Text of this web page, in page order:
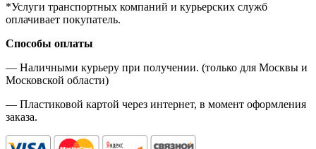
*Услуги транспортных компаний и курьерских служб
оплачивает покупатель.
Способы оплаты
— Наличными курьеру при получении. (только для Москвы и
Московской области)
— Пластиковой картой через интернет, в момент оформления
заказа.